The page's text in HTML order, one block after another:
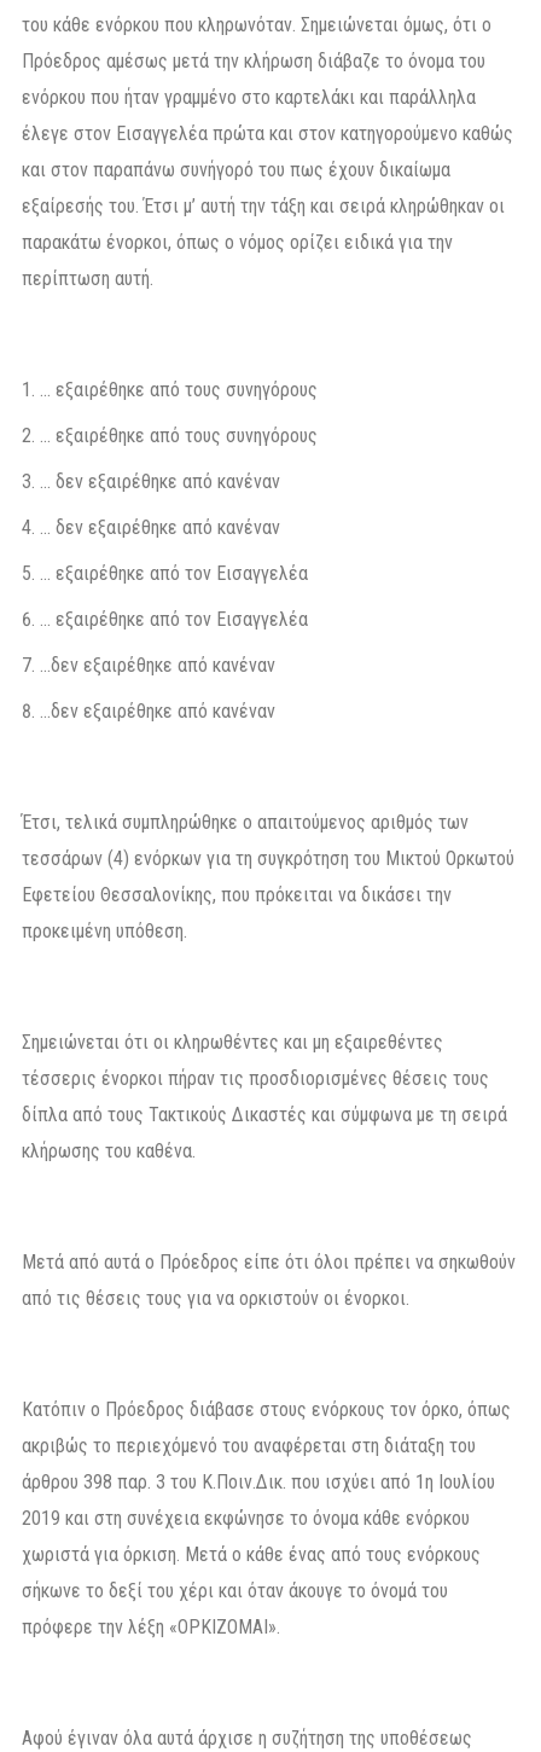
του κάθε ενόρκου που κληρωνόταν. Σημειώνεται όμως, ότι ο
Πρόεδρος αμέσως μετά την κλήρωση διάβαζε το όνομα του
ενόρκου που ήταν γραμμένο στο καρτελάκι και παράλληλα
έλεγε στον Εισαγγελέα πρώτα και στον κατηγορούμενο καθώς
και στον παραπάνω συνήγορό του πως έχουν δικαίωμα
εξαίρεσής του. Έτσι μ’ αυτή την τάξη και σειρά κληρώθηκαν οι
παρακάτω ένορκοι, όπως ο νόμος ορίζει ειδικά για την
περίπτωση αυτή.
… εξαιρέθηκε από τους συνηγόρους
… εξαιρέθηκε από τους συνηγόρους
… δεν εξαιρέθηκε από κανέναν
… δεν εξαιρέθηκε από κανέναν
… εξαιρέθηκε από τον Εισαγγελέα
… εξαιρέθηκε από τον Εισαγγελέα
…δεν εξαιρέθηκε από κανέναν
…δεν εξαιρέθηκε από κανέναν
Έτσι, τελικά συμπληρώθηκε ο απαιτούμενος αριθμός των
τεσσάρων (4) ενόρκων για τη συγκρότηση του Μικτού Ορκωτού
Εφετείου Θεσσαλονίκης, που πρόκειται να δικάσει την
προκειμένη υπόθεση.
Σημειώνεται ότι οι κληρωθέντες και μη εξαιρεθέντες
τέσσερις ένορκοι πήραν τις προσδιορισμένες θέσεις τους
δίπλα από τους Τακτικούς Δικαστές και σύμφωνα με τη σειρά
κλήρωσης του καθένα.
Μετά από αυτά ο Πρόεδρος είπε ότι όλοι πρέπει να σηκωθούν
από τις θέσεις τους για να ορκιστούν οι ένορκοι.
Κατόπιν ο Πρόεδρος διάβασε στους ενόρκους τον όρκο, όπως
ακριβώς το περιεχόμενό του αναφέρεται στη διάταξη του
άρθρου 398 παρ. 3 του Κ.Ποιν.Δικ. που ισχύει από 1η Ιουλίου
2019 και στη συνέχεια εκφώνησε το όνομα κάθε ενόρκου
χωριστά για όρκιση. Μετά ο κάθε ένας από τους ενόρκους
σήκωνε το δεξί του χέρι και όταν άκουγε το όνομά του
πρόφερε την λέξη «ΟΡΚΙΖΟΜΑΙ».
Αφού έγιναν όλα αυτά άρχισε η συζήτηση της υποθέσεως